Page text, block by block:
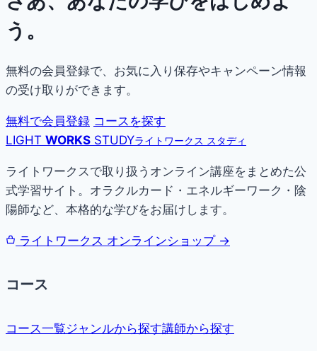
う。
無料の会員登録で、お気に入り保存やキャンペーン情報
の受け取りができます。
無料で会員登録 コースを探す
LIGHT WORKS STUDYライトワークス スタディ
ライトワークスで取り扱うオンライン講座をまとめた公
式学習サイト。オラクルカード・エネルギーワーク・陰
陽師など、本格的な学びをお届けします。
ライトワークス オンラインショップ →
コース
コース一覧ジャンルから探す講師から探す